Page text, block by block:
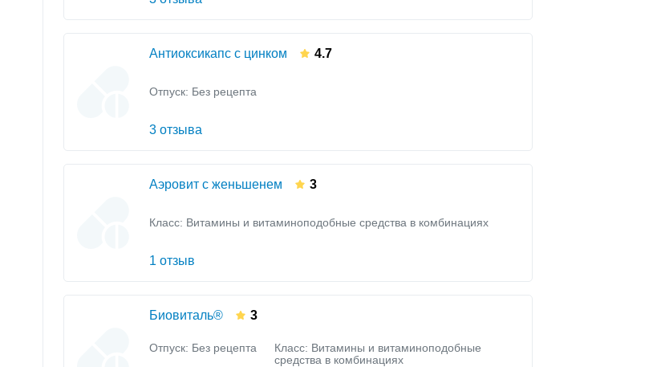
Антиоксикапс с цинком 4.7
Отпуск: Без рецепта
3 отзыва
Аэровит с женьшенем 3
Класс: Витамины и витаминоподобные средства в комбинациях
1 отзыв
Биовиталь® 3
Отпуск: Без рецепта Класс: Витамины и витаминоподобные
средства в комбинациях